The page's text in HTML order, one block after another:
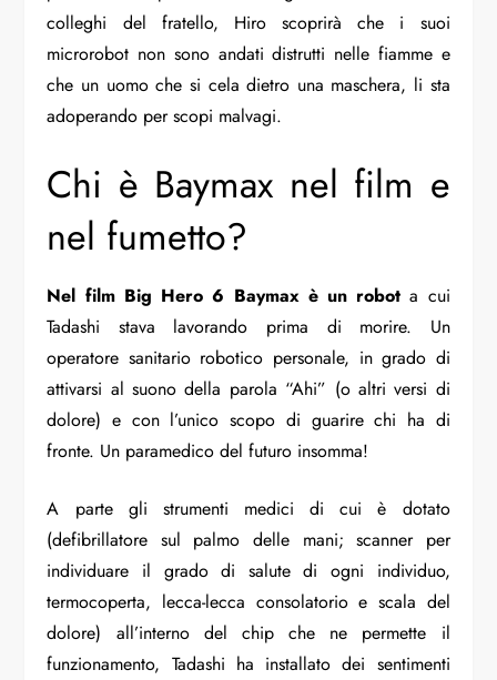
colleghi del fratello, Hiro scoprirà che i suoi
microrobot non sono andati distrutti nelle fiamme e
che un uomo che si cela dietro una maschera, li sta
adoperando per scopi malvagi.
Chi è Baymax nel film e
nel fumetto?
Nel film Big Hero 6 Baymax è un robot a cui
Tadashi stava lavorando prima di morire. Un
operatore sanitario robotico personale, in grado di
attivarsi al suono della parola “Ahi” (o altri versi di
dolore) e con l’unico scopo di guarire chi ha di
fronte. Un paramedico del futuro insomma!
A parte gli strumenti medici di cui è dotato
(defibrillatore sul palmo delle mani; scanner per
individuare il grado di salute di ogni individuo,
termocoperta, lecca-lecca consolatorio e scala del
dolore) all’interno del chip che ne permette il
funzionamento, Tadashi ha installato dei sentimenti